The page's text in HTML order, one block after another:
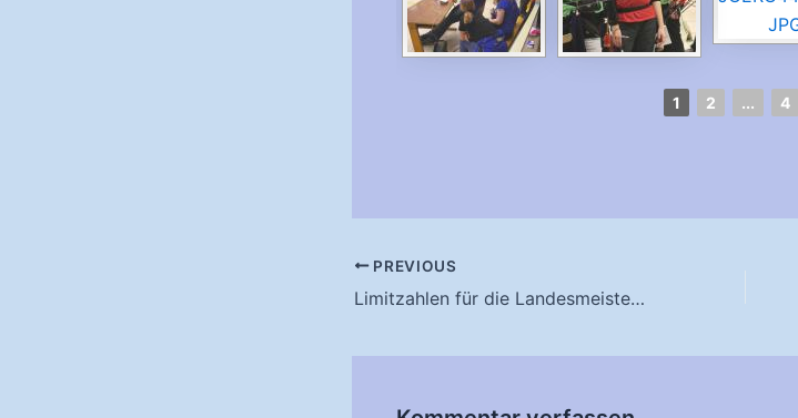
1 2 ... 4
Post
navigation
PREVIOUS
Limitzahlen für die Landesmeisterschaft Halle 2017